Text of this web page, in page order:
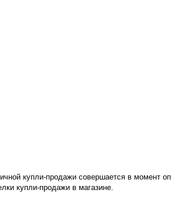
купли-продажи совершается в момент
купли-продажи в магазине